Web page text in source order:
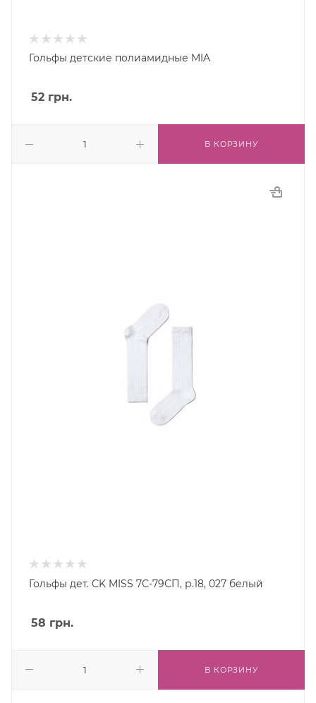
Гольфы детские полиамидные MIA
52 грн.
В КОРЗИНУ
Гольфы дет. CK MISS 7С-79СП, р.18, 027 белый
58 грн.
В КОРЗИНУ